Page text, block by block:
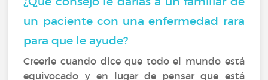
un paciente con una enfermedad rara
para que le ayude?
Creerle cuando dice que todo el mundo está
equivocado y en lugar de pensar que está